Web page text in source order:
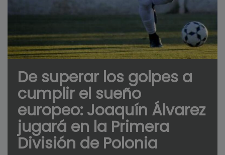
De superar los golpes a
cumplir el sueño
europeo: Joaquín Álvarez
jugará en la Primera
División de Polonia